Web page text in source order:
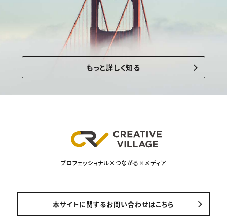
もっと詳しく知る
プロフェッショナル×つながる×メディア
本サイトに関するお問い合わせはこちら